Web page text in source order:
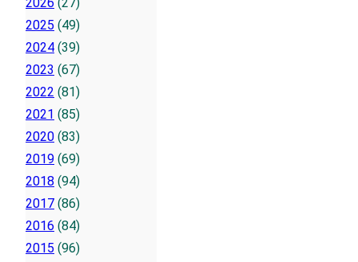
2025 (49)
2024 (39)
2023 (67)
2022 (81)
2021 (85)
2020 (83)
2019 (69)
2018 (94)
2017 (86)
2016 (84)
2015 (96)